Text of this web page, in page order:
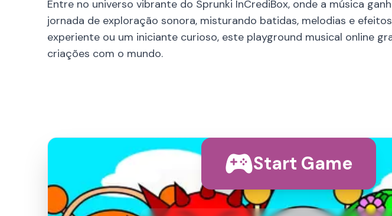
Entre no universo vibrante do Sprunki InCrediBox, onde a música
jornada de exploração sonora, misturando batidas, melodias e
experiente ou um iniciante curioso, este playground musical online
criações com o mundo.
Start Game